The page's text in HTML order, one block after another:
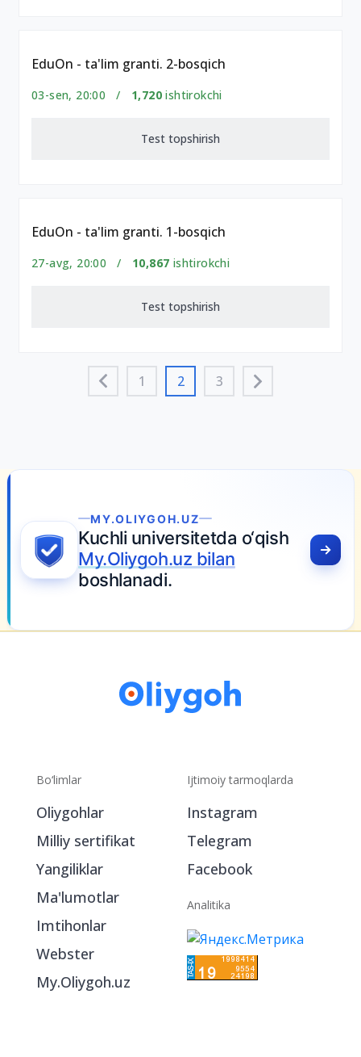
EduOn - ta'lim granti. 2-bosqich
03-sen, 20:00 / 1,720 ishtirokchi
Test topshirish
EduOn - ta'lim granti. 1-bosqich
27-avg, 20:00 / 10,867 ishtirokchi
Test topshirish
1 2 3
MY.OLIYGOH.UZ
Kuchli universitetda o‘qish
My.Oliygoh.uz bilan
boshlanadi.
Bo‘limlar
Oliygohlar
Milliy sertifikat
Yangiliklar
Ma'lumotlar
Imtihonlar
Webster
My.Oliygoh.uz
Ijtimoiy tarmoqlarda
Instagram
Telegram
Facebook
Analitika